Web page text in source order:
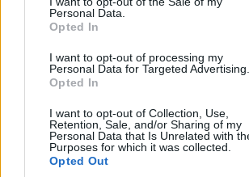
Personal Data.
Opted In
I want to opt-out of processing my
Personal Data for Targeted Advertising.
Opted In
I want to opt-out of Collection, Use,
Retention, Sale, and/or Sharing of my
Personal Data that Is Unrelated with
Purposes for which it was collected.
Opted Out
συσχετισμοί της επόμενης Βουλής
τελικές αλλαγές
27/07/2026 - 11:14μμ